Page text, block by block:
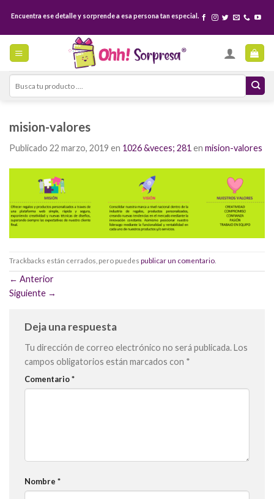
content
Encuentra ese detalle y sorprende a esa persona tan especial.
Search
for:
mision-valores
Publicado 22 marzo, 2019 en 1026 &veces; 281 en mision-valores
Trackbacks están cerrados, pero puedes publicar un comentario
← Anterior
Siguiente →
Deja una respuesta
Tu dirección de correo electrónico no será publicada.Los
campos obligatorios están marcados con *
Comentario*
Nombre *